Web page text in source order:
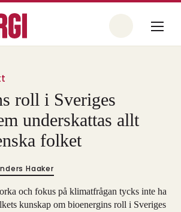
roll i Sveriges
underskattas allt
folket
Haaker
och fokus på klimatfrågan tycks inte ha
kunskap om bioenergins roll i Sveriges